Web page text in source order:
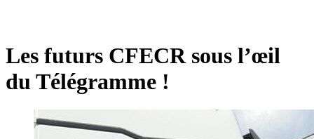
Les futurs CFECR sous l’œil
du Télégramme !